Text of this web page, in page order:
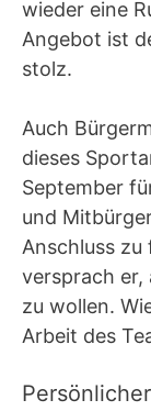
wieder eine
Angebot ist
stolz.
Auch
dieses
September
und
Anschluss zu
versprach er,
zu wollen.
Arbeit des